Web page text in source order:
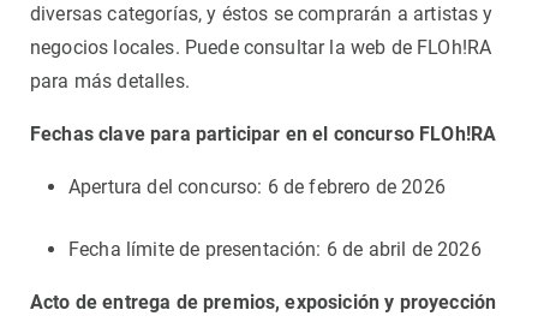
diversas categorías, y éstos se comprarán a artistas y
negocios locales. Puede consultar la web de FLOh!RA
para más detalles.
Fechas clave para participar en el concurso FLOh!RA
Apertura del concurso: 6 de febrero de 2026
Fecha límite de presentación: 6 de abril de 2026
Acto de entrega de premios, exposición y proyección